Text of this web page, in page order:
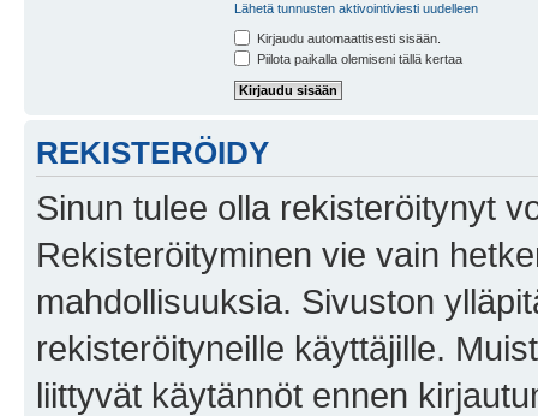
Lähetä tunnusten aktivointiviesti uudelleen
Kirjaudu automaattisesti sisään.
Piilota paikalla olemiseni tällä kertaa
REKISTERÖIDY
Sinun tulee olla rekisteröitynyt
Rekisteröityminen vie vain
mahdollisuuksia. Sivuston
rekisteröityneille käyttäjille.
liittyvät käytännöt ennen